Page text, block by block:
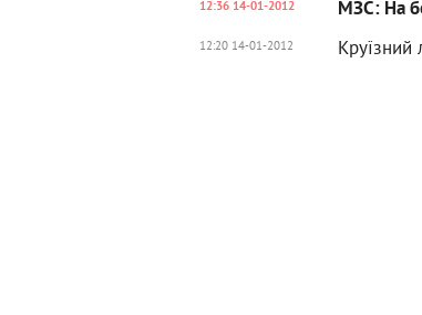
12:36 14-01-2012 МЗС: На
12:20 14-01-2012 Круїзний